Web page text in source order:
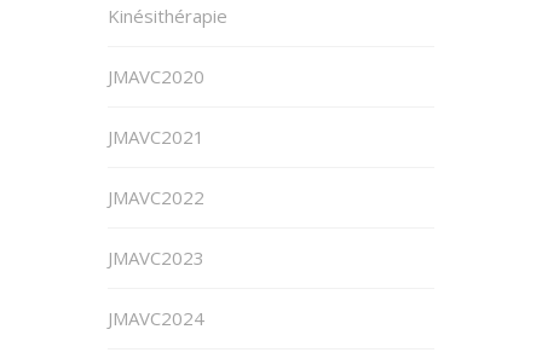
Kinésithérapie
JMAVC2020
JMAVC2021
JMAVC2022
JMAVC2023
JMAVC2024